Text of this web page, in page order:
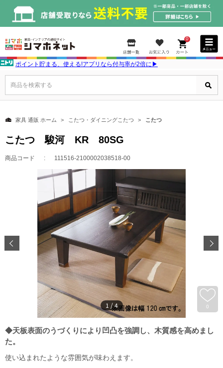
0
ポイント貯まる、使える!アプリなら付与率が2倍に▶
商品を検索する
家具 通販 ホーム こたつ・ダイニングこたつ こたつ
こたつ 駿河 KR 80SG
商品コード 111516-2100002038518-00
0
1 /4
◆天板表面のうづくりにより凹凸を強調し、木質感を高めまし
た。
使い込まれたような雰囲気が味わえます。